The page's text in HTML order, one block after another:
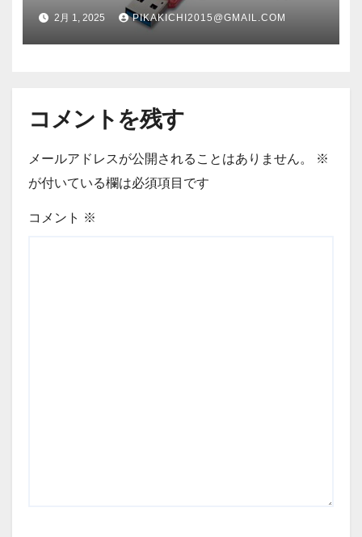
USBメモリースタンダードモデ
ル 64GB ピンクモデル RUF3-
C64GA-PK RUF3C64GAPK
2月 1, 2025 PIKAKICHI2015@GMAIL.COM
コメントを残す
メールアドレスが公開されることはありません。
※
が付いている欄は必須項目です
コメント ※